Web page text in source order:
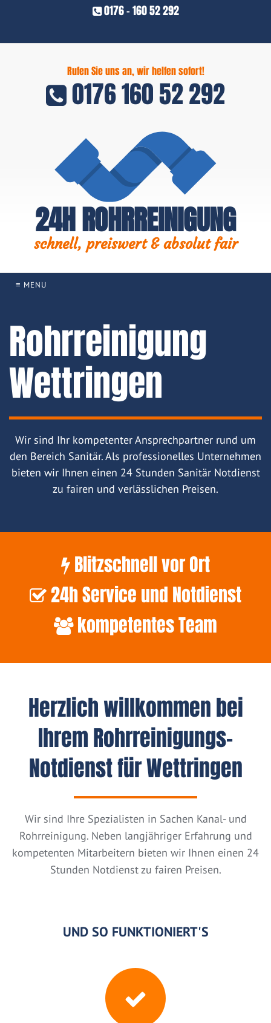
0176 - 160 52 292
Rufen Sie uns an, wir helfen sofort!
0176 160 52 292
24H ROHRREINIGUNG
schnell, preiswert & absolut fair
≡ MENU
Rohrreinigung
Wettringen
Wir sind Ihr kompetenter Ansprechpartner rund um
den Bereich Sanitär. Als professionelles Unternehmen
bieten wir Ihnen einen 24 Stunden Sanitär Notdienst
zu fairen und verlässlichen Preisen.
Blitzschnell vor Ort
24h Service und Notdienst
kompetentes Team
Herzlich willkommen bei
Ihrem Rohrreinigungs-
Notdienst für Wettringen
Wir sind Ihre Spezialisten in Sachen Kanal- und
Rohrreinigung. Neben langjähriger Erfahrung und
kompetenten Mitarbeitern bieten wir Ihnen einen 24
Stunden Notdienst zu fairen Preisen.
UND SO FUNKTIONIERT'S